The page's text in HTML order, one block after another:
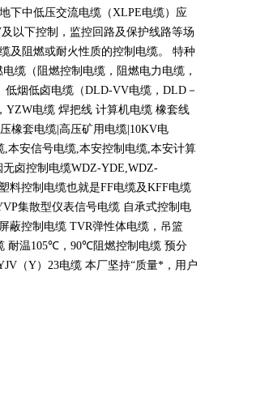
下中低压交流电缆（XLPE电缆）应
及以下控制，监控回路及保护线路等场
及阻燃或耐火性质的控制电缆。 特种
缆（阻燃控制电缆，阻燃电力电缆，
低烟低卤电缆（DLD-VV电缆， DLD －
YZW电缆 焊把线 计算机电缆 橡套线
橡套电缆高压矿用电缆 |10KV电
,本安信号电缆,本安控制电缆,本安计算
无卤控制电缆WDZ-YDE,WDZ-
料控制电缆也就是FF电缆及KFF电缆
集散型仪表信号电缆 自承式控制电
蔽控制电缆 TVR弹性体电缆，吊篮
耐温105℃ ，90℃阻燃控制电缆 预分
（Y） 23电缆 本厂坚持“质量*，用户